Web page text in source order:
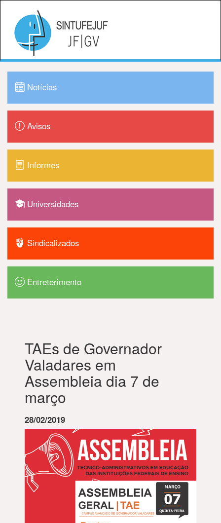
Notícias
Avisos
Informes
Universidades
Sindicalizados
Entreterimento
TAEs de Governador
Valadares em
Assembleia dia 7 de
março
28/02/2019